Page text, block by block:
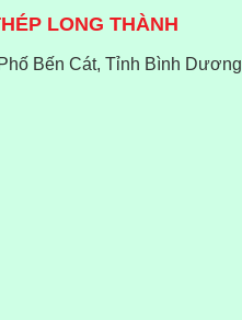
LONG THÀNH
Bến Cát, Tỉnh Bình Dương